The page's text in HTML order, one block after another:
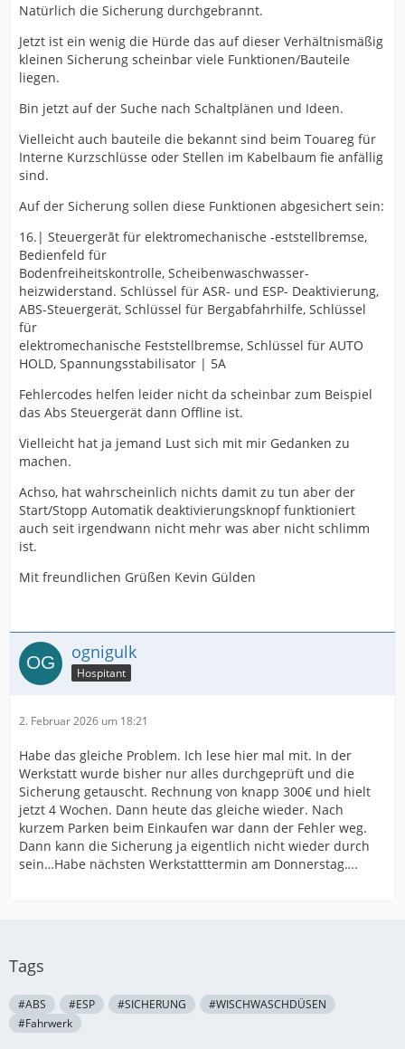
Natürlich die Sicherung durchgebrannt.
Jetzt ist ein wenig die Hürde das auf dieser Verhältnismäßig
kleinen Sicherung scheinbar viele Funktionen/Bauteile
liegen.
Bin jetzt auf der Suche nach Schaltplänen und Ideen.
Vielleicht auch bauteile die bekannt sind beim Touareg für
Interne Kurzschlüsse oder Stellen im Kabelbaum fie anfällig
sind.
Auf der Sicherung sollen diese Funktionen abgesichert sein:
16.| Steuergerāt für elektromechanische -eststellbremse,
Bedienfeld für
Bodenfreiheitskontrolle, Scheibenwaschwasser-
heizwiderstand. Schlüssel für ASR- und ESP- Deaktivierung,
ABS-Steuergerät, Schlüssel für Bergabfahrhilfe, Schlüssel
für
elektromechanische Feststellbremse, Schlüssel für AUTO
HOLD, Spannungsstabilisator | 5A
Fehlercodes helfen leider nicht da scheinbar zum Beispiel
das Abs Steuergerät dann Offline ist.
Vielleicht hat ja jemand Lust sich mit mir Gedanken zu
machen.
Achso, hat wahrscheinlich nichts damit zu tun aber der
Start/Stopp Automatik deaktivierungsknopf funktioniert
auch seit irgendwann nicht mehr was aber nicht schlimm
ist.
Mit freundlichen Grüßen Kevin Gülden
ognigulk
Hospitant
2. Februar 2026 um 18:21
Habe das gleiche Problem. Ich lese hier mal mit. In der
Werkstatt wurde bisher nur alles durchgeprüft und die
Sicherung getauscht. Rechnung von knapp 300€ und hielt
jetzt 4 Wochen. Dann heute das gleiche wieder. Nach
kurzem Parken beim Einkaufen war dann der Fehler weg.
Dann kann die Sicherung ja eigentlich nicht wieder durch
sein…Habe nächsten Werkstatttermin am Donnerstag….
Tags
#ABS #ESP #SICHERUNG
#WISCHWASCHDÜSEN
#Fahrwerk